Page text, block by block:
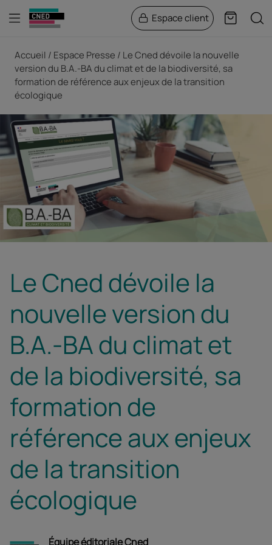
Menu Espace client Panier
Accueil Espace Presse
Le Cned dévoile la nouvelle
version du B.A.-BA du climat et de la biodiversité, sa
formation de référence aux enjeux de la transition
écologique
Le Cned dévoile la
nouvelle version du
B.A.-BA du climat et
de la biodiversité, sa
formation de
référence aux enjeux
de la transition
écologique
Équipe éditoriale Cned